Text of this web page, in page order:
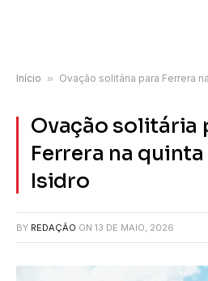
Início » Ovação solitária para Ferrera
Ovação solitária
Ferrera na
Isidro
BY REDAÇÃO ON 13 DE MAIO, 2026